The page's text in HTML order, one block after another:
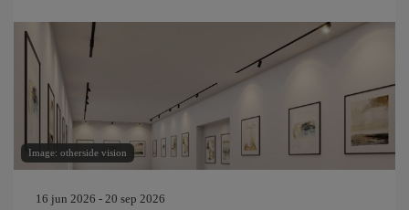
Image: otherside vision
16 jun 2026 - 20 sep 2026